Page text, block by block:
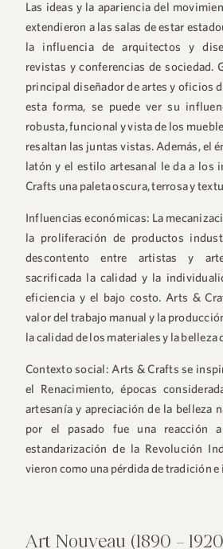
Las ideas y la apariencia del
extendieron a las salas de estar
la influencia de arquitectos y
revistas y conferencias de sociedad.
principal diseñador de artes y oficios
esta forma, se puede ver su
robusta, funcional y vista de los
resaltan las juntas vistas. Además, el
latón y el estilo artesanal le da a los
Crafts una paleta oscura, terrosa y
Influencias económicas: La
la proliferación de productos
descontento entre artistas y
sacrificada la calidad y la
eficiencia y el bajo costo. Arts &
valor del trabajo manual y la
la calidad de los materiales y la
Contexto social:Arts & Crafts se
el Renacimiento, épocas
artesanía y apreciación de la belleza
por el pasado fue una reacción
estandarización de la Revolución
vieron como una pérdida de tradición
Art Nouveau (1890 –